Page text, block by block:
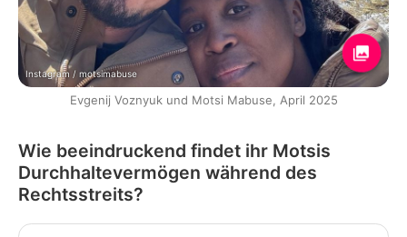
Instagram / motsimabuse
Evgenij Voznyuk und Motsi Mabuse, April 2025
Wie beeindruckend findet ihr Motsis
Durchhaltevermögen während des
Rechtsstreits?